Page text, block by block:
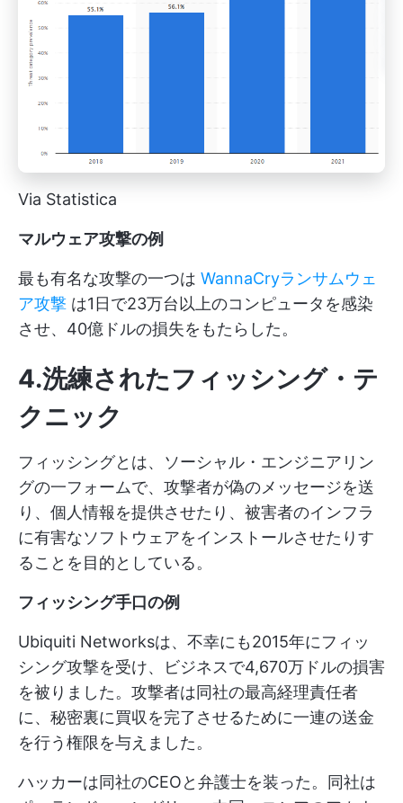
Via Statistica
マルウェア攻撃の例
最も有名な攻撃の一つは WannaCryランサムウェ
ア攻撃 は1日で23万台以上のコンピュータを感染
させ、40億ドルの損失をもたらした。
4.洗練されたフィッシング・テ
クニック
フィッシングとは、ソーシャル・エンジニアリン
グの一フォームで、攻撃者が偽のメッセージを送
り、個人情報を提供させたり、被害者のインフラ
に有害なソフトウェアをインストールさせたりす
ることを目的としている。
フィッシング手口の例
Ubiquiti Networksは、不幸にも2015年にフィッ
シング攻撃を受け、ビジネスで4,670万ドルの損害
を被りました。攻撃者は同社の最高経理責任者
に、秘密裏に買収を完了させるために一連の送金
を行う権限を与えました。
ハッカーは同社のCEOと弁護士を装った。同社は